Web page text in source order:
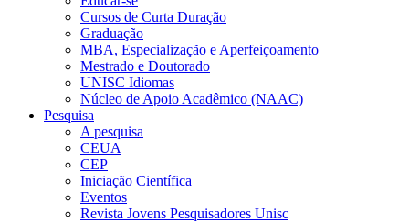
Cursos de Curta Duração
Graduação
MBA, Especialização e Aperfeiçoamento
Mestrado e Doutorado
UNISC Idiomas
Núcleo de Apoio Acadêmico (NAAC)
Pesquisa
A pesquisa
CEUA
CEP
Iniciação Científica
Eventos
Revista Jovens Pesquisadores Unisc